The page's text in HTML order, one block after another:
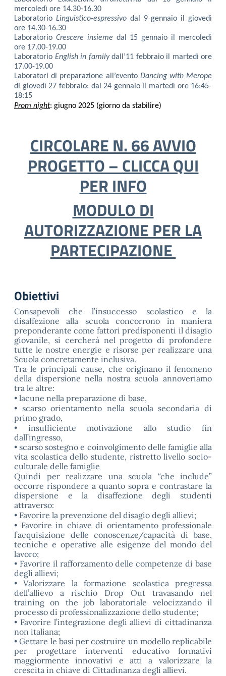
mercoledì ore 14.30-16.30
Laboratorio Linguistico-espressivo dal 9 gennaio il giovedì
ore 14.30-16.30
Laboratorio Crescere insieme dal 15 gennaio il mercoledì
ore 17.00-19.00
Laboratorio English in familydall’11 febbraio il martedì ore
17.00-19.00
Laboratori di preparazione all’eventoDancing with Merope
di giovedì 27 febbraio: dal 24 gennaio il martedì ore 16:45-
18:15
Prom night: giugno 2025 (giorno da stabilire)
CIRCOLARE N. 66 AVVIO
PROGETTO – CLICCA QUI
PER INFO
MODULO DI
AUTORIZZAZIONE PER LA
PARTECIPAZIONE
Obiettivi
Consapevoli che l’insuccesso scolastico e la
disaffezione alla scuola concorrono in maniera
preponderante come fattori predisponenti il disagio
giovanile, si cercherà nel progetto di profondere
tutte le nostre energie e risorse per realizzare una
Scuola concretamente inclusiva.
Tra le principali cause, che originano il fenomeno
della dispersione nella nostra scuola annoveriamo
tra le altre:
• lacune nella preparazione di base,
• scarso orientamento nella scuola secondaria di
primo grado,
• insufficiente motivazione allo studio fin
dall’ingresso,
• scarso sostegno e coinvolgimento delle famiglie alla
vita scolastica dello studente, ristretto livello socio-
culturale delle famiglie
Quindi per realizzare una scuola “che include”
occorre rispondere a quanto sopra e contrastare la
dispersione e la disaffezione degli studenti
attraverso:
• Favorire la prevenzione del disagio degli allievi;
• Favorire in chiave di orientamento professionale
l’acquisizione delle conoscenze/capacità di base,
tecniche e operative alle esigenze del mondo del
lavoro;
• Favorire il rafforzamento delle competenze di base
degli allievi;
• Valorizzare la formazione scolastica pregressa
dell’allievo a rischio Drop Out travasando nel
training on the job laboratoriale velocizzando il
processo di professionalizzazione dello studente;
• Favorire l’integrazione degli allievi di cittadinanza
non italiana;
• Gettare le basi per costruire un modello replicabile
per progettare interventi educativo formativi
maggiormente innovativi e atti a valorizzare la
crescita in chiave di Cittadinanza degli allievi.